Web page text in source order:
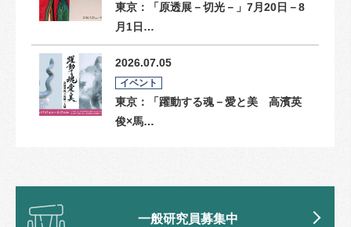
東京：「原透展－切光－」7月20日－8
月1日…
2026.07.05
イベント
東京：「躍動する魂－愛と美 高濱英
俊×馬…
一般研究員募集中